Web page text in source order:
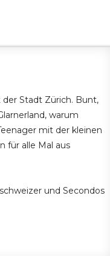
Stadt Zürich. Bunt,
warum
mit der kleinen
für alle Mal aus
und Secondos